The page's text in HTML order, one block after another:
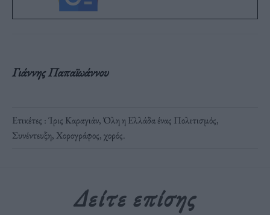
Γιάννης Παπαϊωάννου
Ετικέτες :Ίρις Καραγιάν,Όλη η Ελλάδα ένας Πολιτισμός,
Συνέντευξη,Χορογράφος,χορός.
Δείτε επίσης